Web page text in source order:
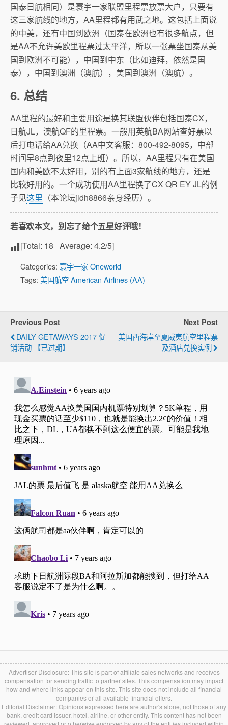
国泰日航相同）是寰宇一家联盟里程票放票大户，只要有
这三家航线的地方，AA里程都有用武之地。这包括上面说
的中美，还有中国到欧洲（国泰在欧洲也有很多航点，但
是AA不允许美欧里程票过太平洋，所以一张票坐国泰从美
国到欧洲不可能），中国到中东（比如迪拜，依然是国
泰），中国到澳洲（澳航），美国到澳洲（澳航）。
6. 总结
AA里程的最好和主要用途是换其联盟伙伴包括国泰CX，
日航JL，澳航QF的里程票。一般用英航BA网站查好票以
后打电话给AA兑换（AA中文客服：800-492-8095，中部
时间早8点到夜里12点上班）。所以，AA里程只有在美国
国内和美欧不太好用，别的有上面3家航线的地方，还是
比较好用的。一个成功使用AA里程换了CX QR EY JL的例
子见这里 （本论坛jldh8866亲身经历）。
若喜欢本文，别忘了给个五星好评哦！
[Total: 18 Average: 4.2/5]
Categories: 寰宇一家 Oneworld
Tags: 美国航空 American Airlines (AA)
Previous Post
DAILY GETAWAYS 2017 促
销活动 【已过期】
Next Post
美国西海岸至夏威夷航空里程票
及酒店兑换实例
Advertiser Disclosure: This site is part of affiliate sales networks and receives
compensation for sending traffic to partner sites. This compensation may impact
how and where links appear on this site. This site does not include all financial
companies or all available financial offers.
Editorial Disclaimer: Opinions expressed here are author's alone, not those of any
bank, credit card issuer, hotel, airline, or other entity. This content has not been